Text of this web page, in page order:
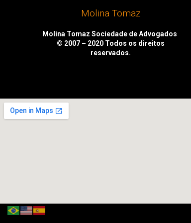
Molina Tomaz
Molina Tomaz Sociedade de Advogados
© 2007 – 2020 Todos os direitos
reservados.